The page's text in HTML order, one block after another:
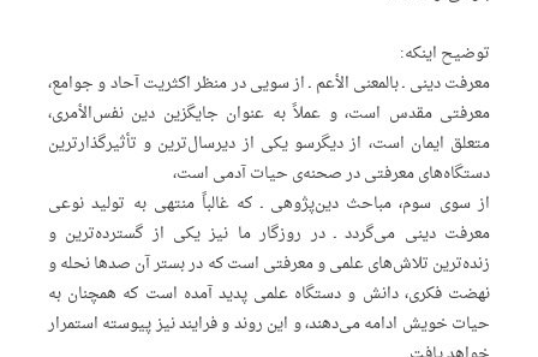
توضیح اینکه:
معرفت دینی ـ بالمعنی الأعم ـ از سویی در منظر اکثریت آحاد و جوامع،
معرفتی مقدس است، و عملاً به عنوان جایگزین دین نفس‌الأمری،
متعلق ایمان است، از دیگرسو یکی از دیرسال‌ترین و تأثیرگذارترین
دستگاه‌های معرفتی در صحنه‌ی حیات آدمی است،
از سوی سوم، مباحث دین‌پژوهی ـ که غالباً منتهی به تولید نوعی
معرفت دینی می‌گردد ـ در روزگار ما نیز یکی از گسترده‌ترین و
زنده‌ترین تلاش‌های علمی و معرفتی است که در بستر آن صدها نحله و
نهضت فکری، دانش و دستگاه علمی پدید آمده است که همچنان به
حیات خویش ادامه می‌دهند، و این روند و فرایند نیز پیوسته استمرار